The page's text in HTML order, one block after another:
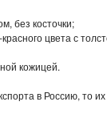
без косточки;
цвета с
кожицей.
в Россию, то